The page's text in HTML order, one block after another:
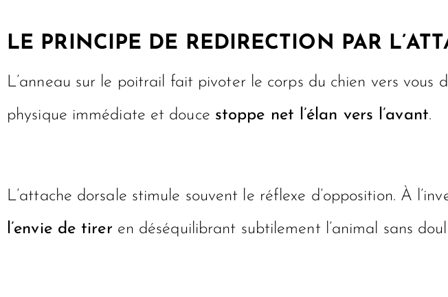
LE PRINCIPE DE REDIRECTION PAR
L’anneau sur le poitrail fait pivoter le corps du chien vers vous
physique immédiate et douce stoppe net l’élan vers l’avant.
L’attache dorsale stimule souvent le réflexe d’opposition. À
l’envie de tirer en déséquilibrant subtilement l’animal sans